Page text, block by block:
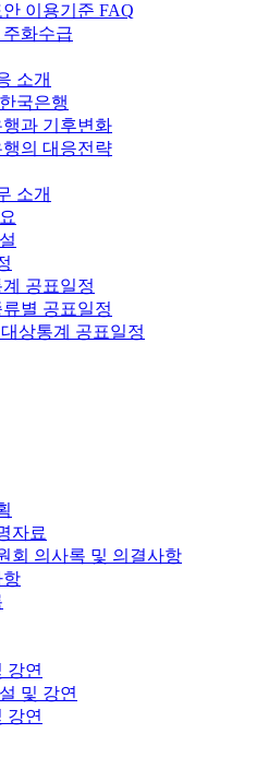
이용기준 FAQ
화수급
소개
국은행
과 기후변화
의 대응전략
소개
공표일정
별 공표일정
상통계 공표일정
자료
회 의사록 및 의결사항
항
강연
및 강연
강연